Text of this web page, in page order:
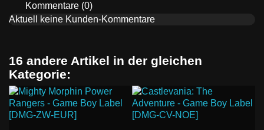
Kommentare (0)
Aktuell keine Kunden-Kommentare
16 andere Artikel in der gleichen
Kategorie: